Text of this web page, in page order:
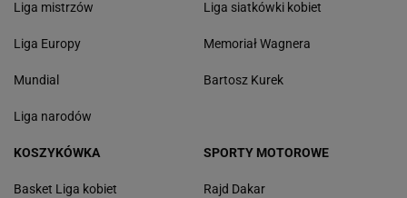
Liga mistrzów
Liga Europy
Mundial
Liga narodów
Liga siatkówki kobiet
Memoriał Wagnera
Bartosz Kurek
KOSZYKÓWKA
Basket Liga kobiet
SPORTY MOTOROWE
Rajd Dakar